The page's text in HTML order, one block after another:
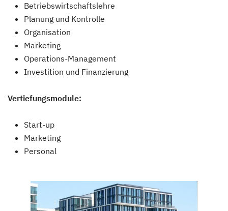
Betriebswirtschaftslehre
Planung und Kontrolle
Organisation
Marketing
Operations-Management
Investition und Finanzierung
Vertiefungsmodule:
Start-up
Marketing
Personal